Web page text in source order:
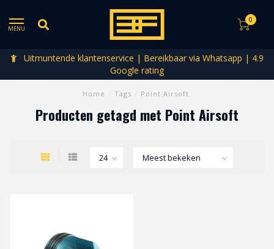
MENU
0
Uitmuntende klantenservice | Bereikbaar via Whatsapp | 4.9
Google rating
Home Tags Point Airsoft
Producten getagd met Point Airsoft